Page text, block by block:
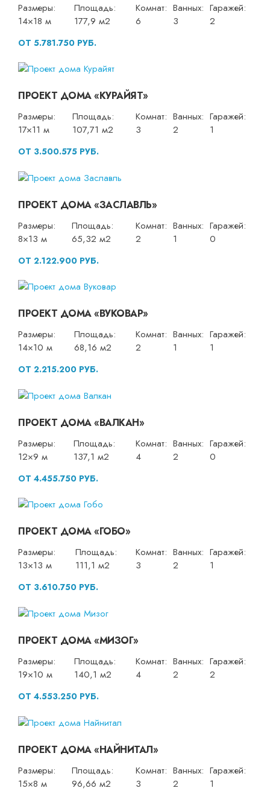
Размеры:
14×18 м
Площадь:
177,9 м2
Комнат:
6
Ванных:
3
Гаражей:
2
ОТ 5.781.750 РУБ.
ПРОЕКТ ДОМА «КУРАЙЯТ»
Размеры:
17×11 м
Площадь:
107,71 м2
Комнат:
3
Ванных:
2
Гаражей:
1
ОТ 3.500.575 РУБ.
ПРОЕКТ ДОМА «ЗАСЛАВЛЬ»
Размеры:
8×13 м
Площадь:
65,32 м2
Комнат:
2
Ванных:
1
Гаражей:
0
ОТ 2.122.900 РУБ.
ПРОЕКТ ДОМА «ВУКОВАР»
Размеры:
14×10 м
Площадь:
68,16 м2
Комнат:
2
Ванных:
1
Гаражей:
1
ОТ 2.215.200 РУБ.
ПРОЕКТ ДОМА «ВАЛКАН»
Размеры:
12×9 м
Площадь:
137,1 м2
Комнат:
4
Ванных:
2
Гаражей:
0
ОТ 4.455.750 РУБ.
ПРОЕКТ ДОМА «ГОБО»
Размеры:
13×13 м
Площадь:
111,1 м2
Комнат:
3
Ванных:
2
Гаражей:
1
ОТ 3.610.750 РУБ.
ПРОЕКТ ДОМА «МИЗОГ»
Размеры:
19×10 м
Площадь:
140,1 м2
Комнат:
4
Ванных:
2
Гаражей:
2
ОТ 4.553.250 РУБ.
ПРОЕКТ ДОМА «НАЙНИТАЛ»
Размеры:
15×8 м
Площадь:
96,66 м2
Комнат:
3
Ванных:
2
Гаражей:
1